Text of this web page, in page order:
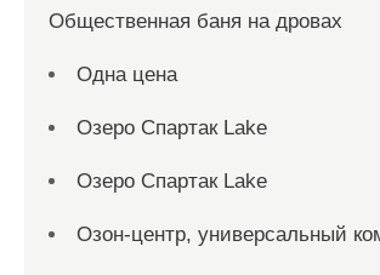
Общественная баня на дровах
Одна цена
Озеро Спартак Lake
Озеро Спартак Lake
Озон-центр, универсальный